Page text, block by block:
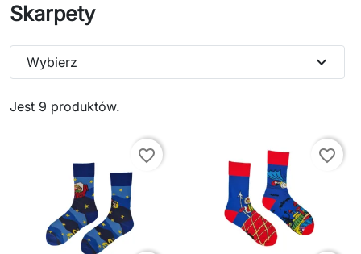
Skarpety
Jest 9 produktów.
Wybierz expand_more
favorite_border favorite_border